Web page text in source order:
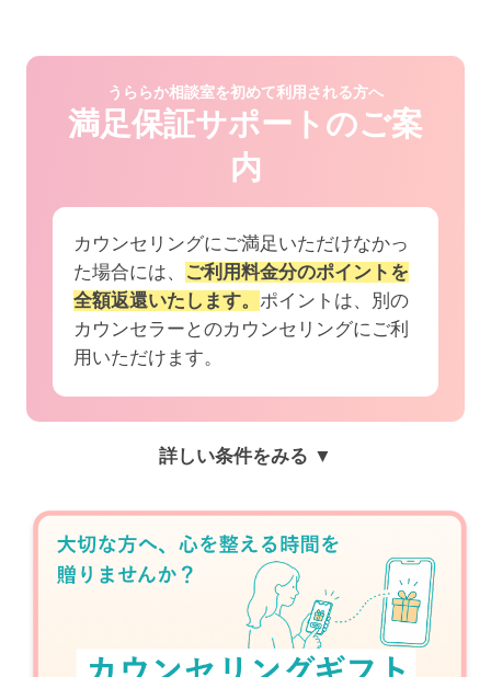
うららか相談室を初めて利用される方へ
満足保証サポートのご案
内
カウンセリングにご満足いただけなかっ
た場合には、
ご利用料金分のポイントを
全額返還いたします。 ポイントは、別の
カウンセラーとのカウンセリングにご利
用いただけます。
詳しい条件をみる ▼